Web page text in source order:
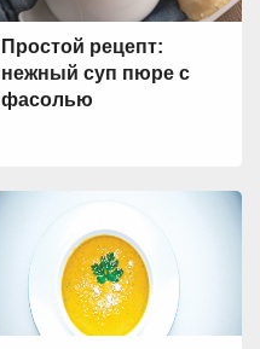
Простой рецепт:
нежный суп пюре с
фасолью